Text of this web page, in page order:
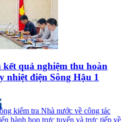
quả nghiệm thu hoàn
nhiệt điện Sông Hậu 1
kiểm tra Nhà nước về công tác
hành họp trực tuyến và trực tiếp về